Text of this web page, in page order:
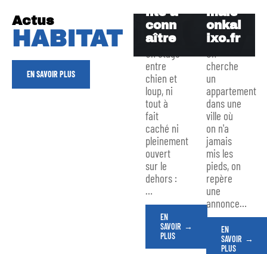
Actus
HABITAT
EN SAVOIR PLUS
nts à
conn
aître
Un étage
entre
chien et
loup, ni
tout à
fait
caché ni
pleinement
ouvert
sur le
dehors :
…
EN
SAVOIR
PLUS
mais
onkal
ixo.fr
On
cherche
un
appartement
dans une
ville où
on n'a
jamais
mis les
pieds, on
repère
une
annonce…
EN
SAVOIR
PLUS
Prix
du
m2
d’une
véran
da
alu,
bois
ou
PVC :
Coule
mur
pour
agran
dir
une
pièce
:
cons
eils
et
astuc
es
pour
un
effet